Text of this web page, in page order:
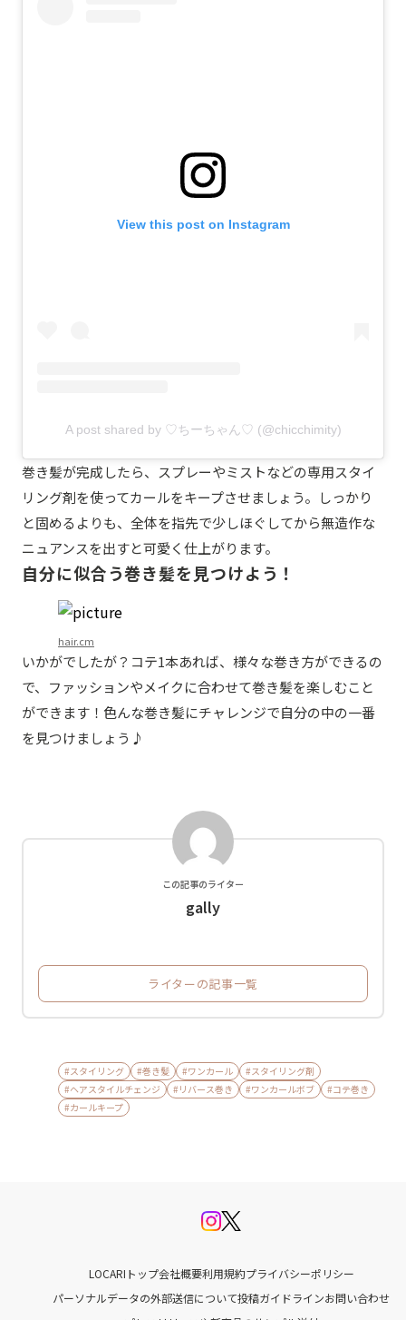
View this post on Instagram
A post shared by ♡ちーちゃん♡ (@chicchimity)
巻き髪が完成したら、スプレーやミストなどの専用スタイ
リング剤を使ってカールをキープさせましょう。しっかり
と固めるよりも、全体を指先で少しほぐしてから無造作な
ニュアンスを出すと可愛く仕上がります。
自分に似合う巻き髪を見つけよう！
hair.cm
いかがでしたが？コテ1本あれば、様々な巻き方ができるの
で、ファッションやメイクに合わせて巻き髪を楽しむこと
ができます！色んな巻き髪にチャレンジで自分の中の一番
を見つけましょう♪
この記事のライター
gally
ライターの記事一覧
#スタイリング #巻き髪 #ワンカール
#スタイリング剤
#ヘアスタイルチェンジ
#リバース巻き #ワンカールボブ
#コテ巻き
#カールキープ
LOCARIトップ会社概要利用規約プライバシーポリシー
パーソナルデータの外部送信について投稿ガイドラインお問い合わせ